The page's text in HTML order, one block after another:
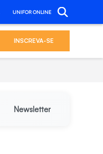
UNIFOR ONLINE
INSCREVA-SE
Newsletter